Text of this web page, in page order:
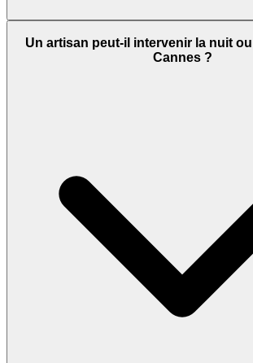
Un artisan peut-il intervenir la nuit
Cannes ?